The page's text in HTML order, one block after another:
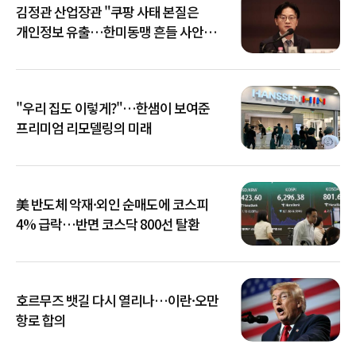
김정관 산업장관 "쿠팡 사태 본질은
개인정보 유출…한미동맹 흔들 사안
"우리 집도 이렇게?"…한샘이 보여준
프리미엄 리모델링의 미래
美 반도체 악재·외인 순매도에 코스피
4% 급락…반면 코스닥 800선 탈환
호르무즈 뱃길 다시 열리나…이란·오만
항로 합의